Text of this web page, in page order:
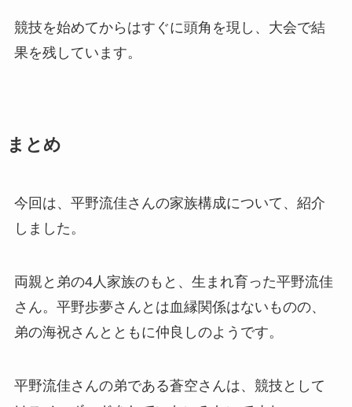
競技を始めてからはすぐに頭角を現し、大会で結
果を残しています。
まとめ
今回は、平野流佳さんの家族構成について、紹介
しました。
両親と弟の4人家族のもと、生まれ育った平野流佳
さん。平野歩夢さんとは血縁関係はないものの、
弟の海祝さんとともに仲良しのようです。
平野流佳さんの弟である蒼空さんは、競技として